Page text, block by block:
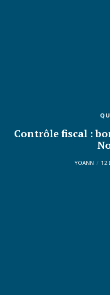
Contrôle fiscal :
YOANN 12